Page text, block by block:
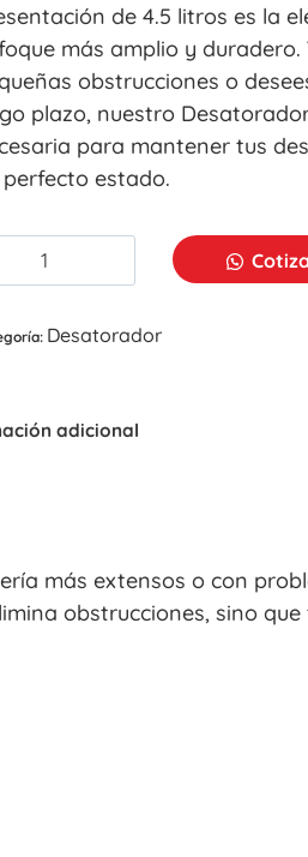
de 4.5 litros es la
más amplio y duradero.
obstrucciones o
plazo, nuestro
para mantener tus
estado.
Desatorador
adicional
más extensos o con
obstrucciones, sino